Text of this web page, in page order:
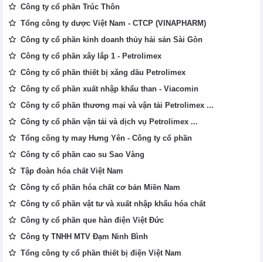
Công ty cổ phần Trúc Thôn
Tổng công ty dược Việt Nam - CTCP (VINAPHARM)
Công ty cổ phần kinh doanh thủy hải sản Sài Gòn
Công ty cổ phần xây lắp 1 - Petrolimex
Công ty cổ phần thiết bị xăng dầu Petrolimex
Công ty cổ phần xuất nhập khẩu than - Viacomin
Công ty cổ phần thương mại và vận tải Petrolimex ...
Công ty cổ phần vận tải và dịch vụ Petrolimex ...
Tổng công ty may Hưng Yên - Công ty cổ phần
Công ty cổ phần cao su Sao Vàng
Tập đoàn hóa chất Việt Nam
Công ty cổ phần hóa chất cơ bản Miền Nam
Công ty cổ phần vật tư và xuất nhập khẩu hóa chất
Công ty cổ phần que hàn điện Việt Đức
Công ty TNHH MTV Đạm Ninh Bình
Tổng công ty cổ phần thiết bị điện Việt Nam